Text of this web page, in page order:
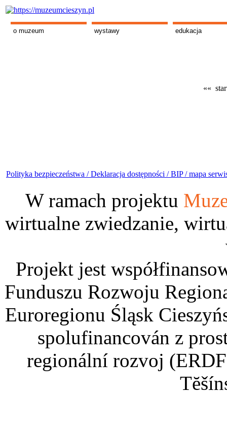
o muzeum wystawy edukacja
««
Polityka bezpieczeństwa /Deklaracja dostępności /BIP /mapa
W ramach projektu
wirtualne zwiedzanie,
Projekt jest
Funduszu Rozwoju
Euroregionu Śląsk
spolufinancován z
regionální rozvoj